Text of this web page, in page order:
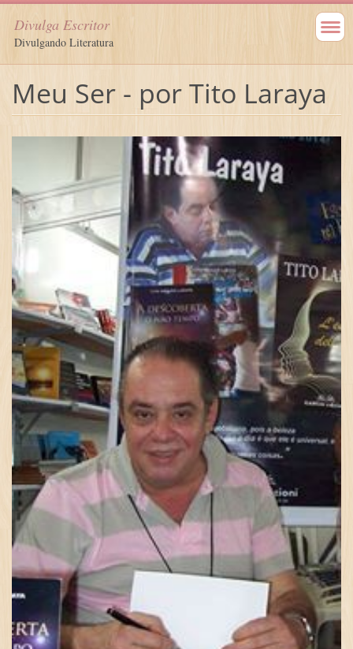
Divulga Escritor
Divulgando Literatura
Meu Ser - por Tito Laraya